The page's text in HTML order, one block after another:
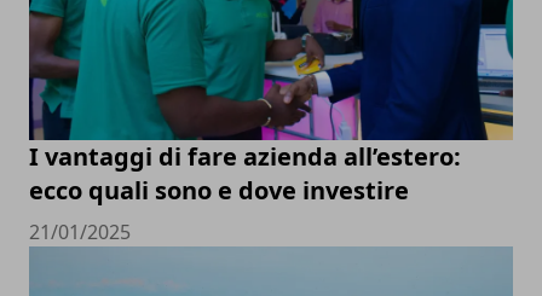
I vantaggi di fare azienda all’estero:
ecco quali sono e dove investire
21/01/2025